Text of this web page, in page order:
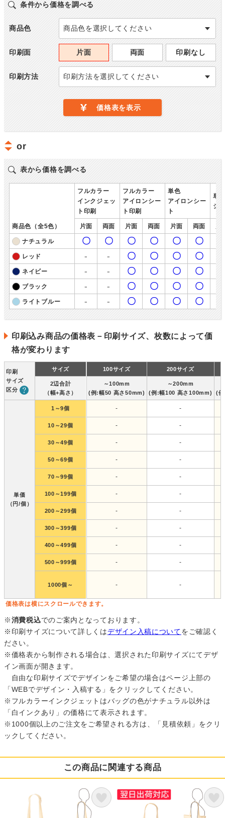
条件から価格を調べる
商品色 商品色を選択してください
印刷面 片面 両面 印刷なし
印刷方法 印刷方法を選択してください
価格表を表示
or
表から価格を調べる
フルカラー
インクジェッ
ト印刷
フルカラー
アイロンシー
ト印刷
単色
アイロンシー
ト
単
シ
商品色（全5色） 片面 両面 片面 両面 片面 両面
ナチュラル 〇 〇 〇 〇 〇 〇
レッド - - 〇 〇 〇 〇
ネイビー - - 〇 〇 〇 〇
ブラック - - 〇 〇 〇 〇
ライトブルー - - 〇 〇 〇 〇
印刷込み商品の価格表－印刷サイズ、枚数によって価
格が変わります
印刷
サイズ
区分
サイズ
2辺合計
（幅+高さ）
単価
（円/個）
1～9個
10～29個
30～49個
50～69個
70～99個
100～199個
200～299個
300～399個
400～499個
500～999個
1000個～
100サイズ 200サイズ
～100mm
(例:幅50 高さ50mm)
～200mm
(例:幅100 高さ100mm)
(
- -
- -
- -
- -
- -
- -
- -
- -
- -
- -
- -
価格表は横にスクロールできます。
※消費税込でのご案内となっております。
※印刷サイズについて詳しくはデザイン入稿についてをご確認く
ださい。
※価格表から制作される場合は、選択された印刷サイズにてデザ
イン画面が開きます。
自由な印刷サイズでデザインをご希望の場合はページ上部の
「WEBでデザイン・入稿する」をクリックしてください。
※フルカラーインクジェットはバッグの色がナチュラル以外は
「白インクあり」の価格にて表示されます。
※1000個以上のご注文をご希望される方は、「見積依頼」をクリ
ックしてください。
この商品に関連する商品